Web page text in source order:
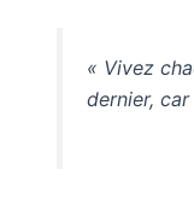
« Vivez
dernier,